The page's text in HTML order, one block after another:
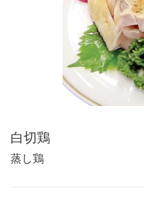
白切鶏
蒸し鶏